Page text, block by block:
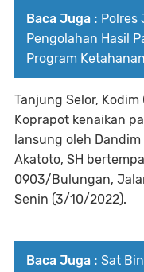
Baca Juga : Polres
Pengolahan Hasil
Program
Tanjung Selor,
Koprapot kenaikan
lansung oleh
Akatoto, SH
0903/Bulungan,
Senin (3/10/2022).
Baca Juga : Sat